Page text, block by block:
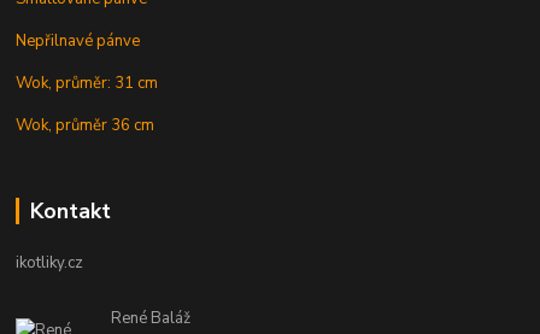
Nepřilnavé pánve
Wok, průměr: 31 cm
Wok, průměr 36 cm
Kontakt
ikotliky.cz
René Baláž